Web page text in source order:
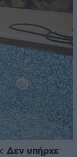
Δεν υπήρχε